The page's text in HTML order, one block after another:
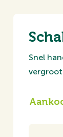
Snel
vergroot